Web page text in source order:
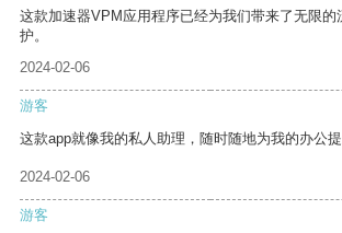
这款加速器VPM应用程序已经为我们带来了无限的
护。
2024-02-06
游客
这款app就像我的私人助理，随时随地为我的办公提
2024-02-06
游客